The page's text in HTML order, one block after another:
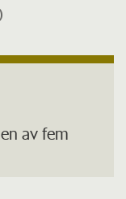
av fem
i